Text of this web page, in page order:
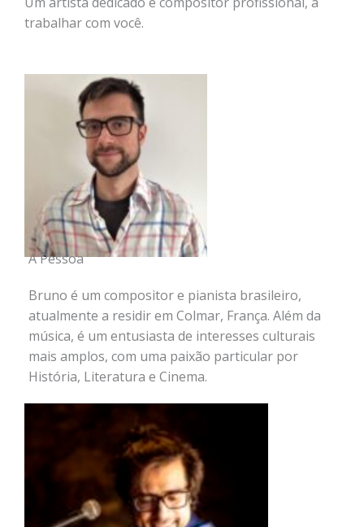
trabalhar com você.
A Pessoa
Bruno é um compositor e pianista brasileiro,
atualmente a residir em Colmar, França. Além da
música, é um entusiasta de interesses culturais
mais amplos, com uma paixão particular por
História, Literatura e Cinema.